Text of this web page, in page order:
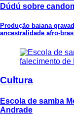
Dúdú sobre
Produção baiana
ancestralidade afro-
Cultura
Escola de samba
Andrade